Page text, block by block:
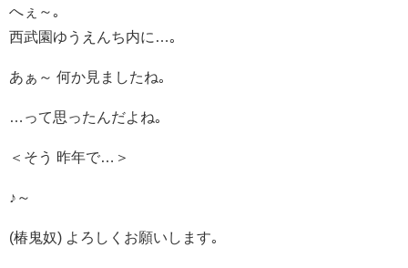
へぇ～｡
西武園ゆうえんち内に…｡
あぁ～ 何か見ましたね｡
…って思ったんだよね｡
＜そう 昨年で…＞
♪～
(椿鬼奴) よろしくお願いします｡